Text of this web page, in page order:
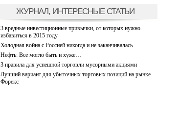
ЖУРНАЛ, ИНТЕРЕСНЫЕ СТАТЬИ
3 вредные инвестиционные привычки, от которых нужно
избавиться в 2015 году
Холодная война с Россией никогда и не заканчивалась
Нефть: Все могло быть и хуже…
3 правила для успешной торговли мусорными акциями
Лучший вариант для убыточных торговых позиций на рынке
Форекс